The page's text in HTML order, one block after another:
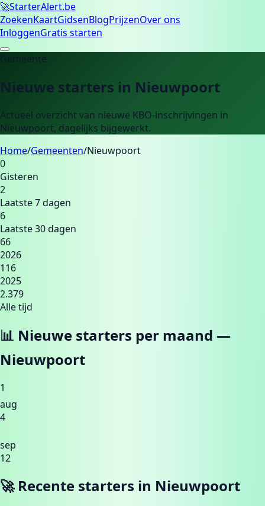
🚀StarterAlert.be
ZoekenKaartGidsenBlogPrijzenOver ons
InloggenGratis starten
Gemeente
Nieuwe starters in Nieuwpoort
Actueel overzicht van nieuwe KBO-inschrijvingen in
Nieuwpoort, dagelijks bijgewerkt.
Home/Gemeenten/Nieuwpoort
0
Gisteren
2
Laatste 7 dagen
6
Laatste 30 dagen
66
2026
116
2025
2.379
Alle tijd
📊 Nieuwe starters per maand —
Nieuwpoort
1
aug
4
sep
12
🚀 Recente starters in Nieuwpoort